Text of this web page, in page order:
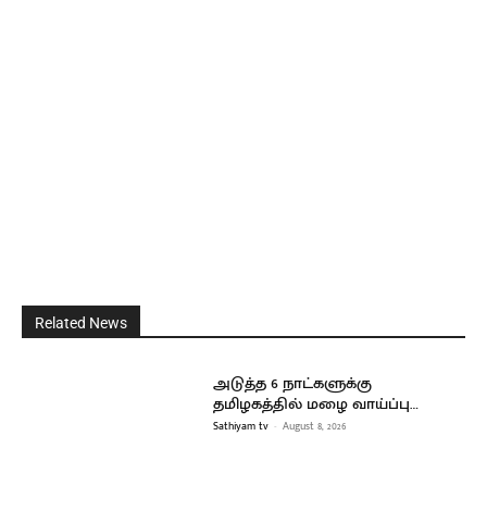
Related News
அடுத்த 6 நாட்களுக்கு
தமிழகத்தில் மழை வாய்ப்பு…
Sathiyam tv - August 8, 2026